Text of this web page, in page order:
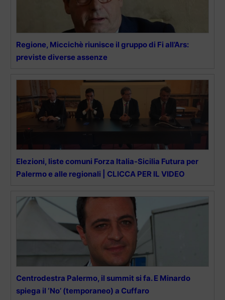
Regione, Miccichè riunisce il gruppo di Fi all’Ars:
previste diverse assenze
Elezioni, liste comuni Forza Italia-Sicilia Futura per
Palermo e alle regionali | CLICCA PER IL VIDEO
Centrodestra Palermo, il summit si fa. E Minardo
spiega il ‘No’ (temporaneo) a Cuffaro